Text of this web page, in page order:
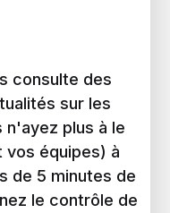
consulte des
sur les
n'ayez plus à le
équipes) à
de 5 minutes de
le contrôle de